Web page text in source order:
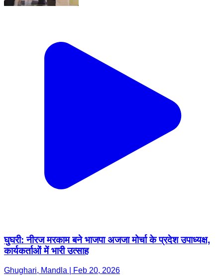
घुघरी: नीरज मरकाम बने भाजपा अजजा मोर्चा के प्रदेश उपाध्यक्ष,
कार्यकर्ताओं में भारी उत्साह
Ghughari, Mandla | Feb 20, 2026